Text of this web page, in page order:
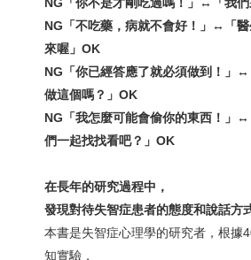
NG 「不吃藥，病就不會好！」↔
「
來喔」OK
NG 「你已經答應了就必須做到！」↔
做這個嗎？」OK
NG 「我怎麼可能會偷你的東西！」↔
們一起找找看吧？」OK
在長年的研究過程中，
發現對待失智症患者的態度和說話方
本書是失智症心理學的研究者，根據
知實驗，